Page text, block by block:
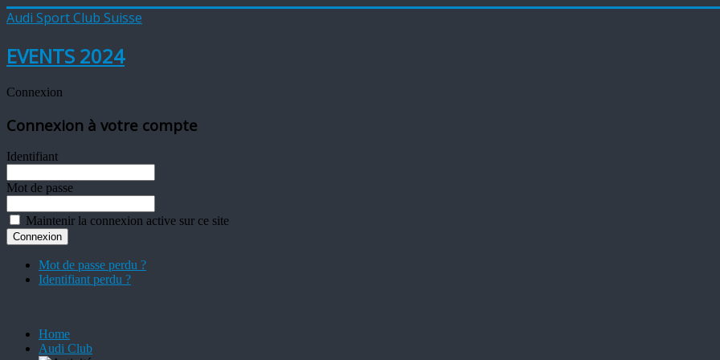
Audi Sport Club Suisse
EVENTS 2024
Connexion
Connexion à votre compte
Identifiant
Mot de passe
Maintenir la connexion active sur ce site
Mot de passe perdu ?
Identifiant perdu ?
Home
Audi Club